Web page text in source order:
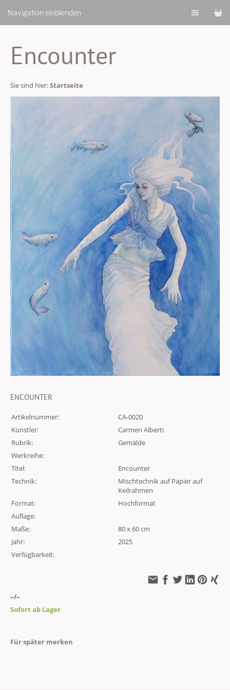
Navigation einblenden
Encounter
Sie sind hier:Startseite
ENCOUNTER
Artikelnummer:
CA-0020
Künstler:
Carmen Alberti
Rubrik:
Gemälde
Werkreihe:
Titel:
Encounter
Technik:
Mischtechnik auf Papier auf
Keilrahmen
Format:
Hochformat
Auflage:
Maße:
80 x 60 cm
Jahr:
2025
Verfügbarkeit:
–/–
Sofort ab Lager
Für später merken